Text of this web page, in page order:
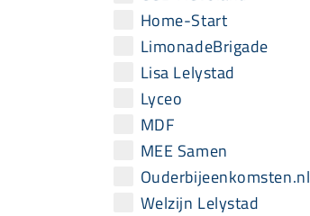
Home-Start
LimonadeBrigade
Lisa Lelystad
Lyceo
MDF
MEE Samen
Ouderbijeenkomsten.nl
Welzijn Lelystad